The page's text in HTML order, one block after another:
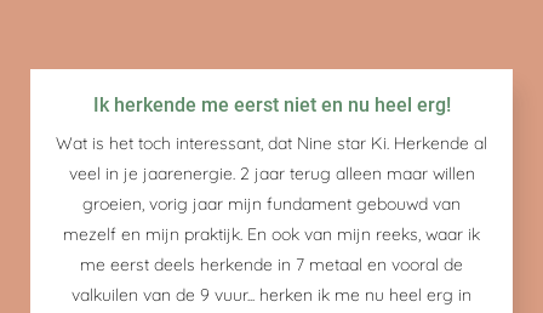
Ik herkende me eerst niet en nu heel erg!
Wat is het toch interessant, dat Nine star Ki. Herkende al
veel in je jaarenergie. 2 jaar terug alleen maar willen
groeien, vorig jaar mijn fundament gebouwd van
mezelf en mijn praktijk. En ook van mijn reeks, waar ik
me eerst deels herkende in 7 metaal en vooral de
valkuilen van de 9 vuur... herken ik me nu heel erg in